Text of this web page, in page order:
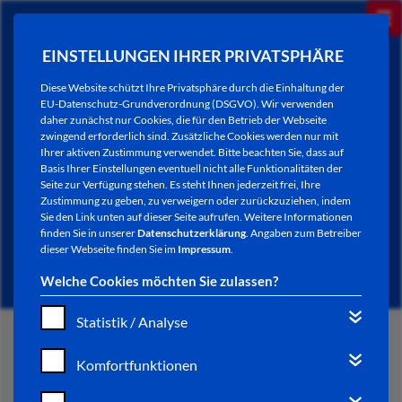
EINSTELLUNGEN IHRER PRIVATSPHÄRE
Diese Website schützt Ihre Privatsphäre durch die Einhaltung der
EU-Datenschutz-Grundverordnung (DSGVO). Wir verwenden
daher zunächst nur Cookies, die für den Betrieb der Webseite
zwingend erforderlich sind. Zusätzliche Cookies werden nur mit
Ihrer aktiven Zustimmung verwendet. Bitte beachten Sie, dass auf
Basis Ihrer Einstellungen eventuell nicht alle Funktionalitäten der
Seite zur Verfügung stehen. Es steht Ihnen jederzeit frei, Ihre
Zustimmung zu geben, zu verweigern oder zurückzuziehen, indem
Sie den Link unten auf dieser Seite aufrufen. Weitere Informationen
finden Sie in unsererDatenschutzerklärung. Angaben zum Betreiber
dieser Webseite finden Sie im Impressum.
Welche Cookies möchten Sie zulassen?
Statistik / Analyse
Komfortfunktionen
NEWSLETTER / CITY LETTER
START